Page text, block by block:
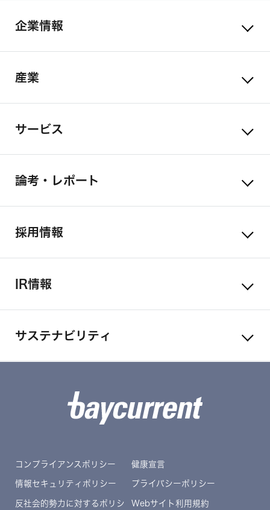
企業情報
産業
サービス
論考・レポート
採用情報
IR情報
サステナビリティ
コンプライアンスポリシー 健康宣言
情報セキュリティポリシー プライバシーポリシー
反社会的勢力に対するポリシ Webサイト利用規約